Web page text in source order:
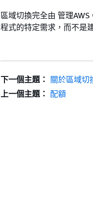
區域切換完全由 管理
程式的特定需求，而不是
下一個主題：
關於區域切
上一個主題： 配額